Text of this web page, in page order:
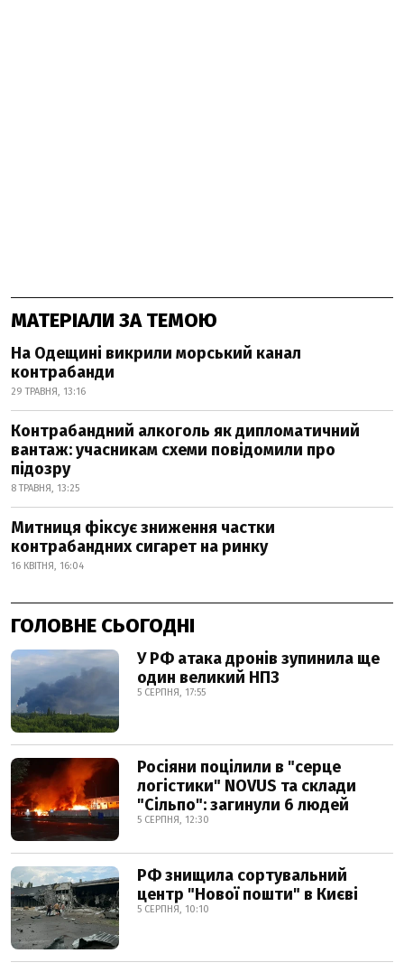
МАТЕРІАЛИ ЗА ТЕМОЮ
На Одещині викрили морський канал
контрабанди
29 ТРАВНЯ, 13:16
Контрабандний алкоголь як дипломатичний
вантаж: учасникам схеми повідомили про
підозру
8 ТРАВНЯ, 13:25
Митниця фіксує зниження частки
контрабандних сигарет на ринку
16 КВІТНЯ, 16:04
ГОЛОВНЕ СЬОГОДНІ
У РФ атака дронів зупинила ще
один великий НПЗ
5 СЕРПНЯ, 17:55
Росіяни поцілили в "серце
логістики" NOVUS та склади
"Сільпо": загинули 6 людей
5 СЕРПНЯ, 12:30
РФ знищила сортувальний
центр "Нової пошти" в Києві
5 СЕРПНЯ, 10:10